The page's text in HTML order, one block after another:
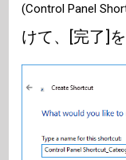
(Control Panel
けて、[完了]